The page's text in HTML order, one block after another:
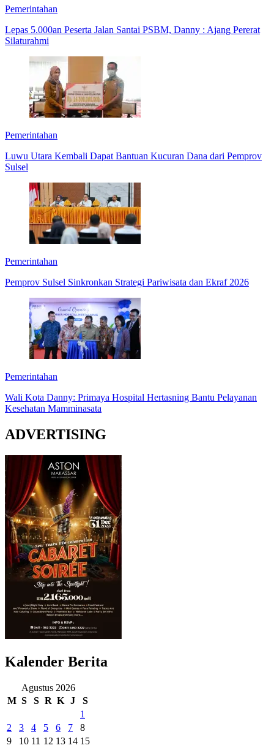
Pemerintahan
Lepas 5.000an Peserta Jalan Santai PSBM, Danny : Ajang Pererat
Silaturahmi
Pemerintahan
Luwu Utara Kembali Dapat Bantuan Kucuran Dana dari Pemprov
Sulsel
Pemerintahan
Pemprov Sulsel Sinkronkan Strategi Pariwisata dan Ekraf 2026
Pemerintahan
Wali Kota Danny: Primaya Hospital Hertasning Bantu Pelayanan
Kesehatan Mamminasata
ADVERTISING
Kalender Berita
Agustus 2026
M S S R K J
S
1
2
3 4 5 6 7
8
9
10 11 12 13 14 15